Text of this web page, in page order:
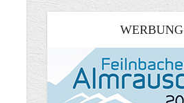
WERBUNG